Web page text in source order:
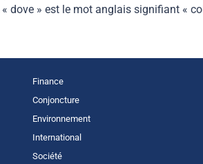
» est le mot anglais signifiant «
Finance
Conjoncture
Environnement
International
Société